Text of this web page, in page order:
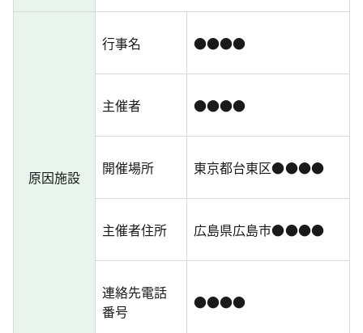
原因施設
行事名 ●●●●
主催者 ●●●●
開催場所 東京都台東区●●●●
主催者住所 広島県広島市●●●●
連絡先電話
番号
●●●●